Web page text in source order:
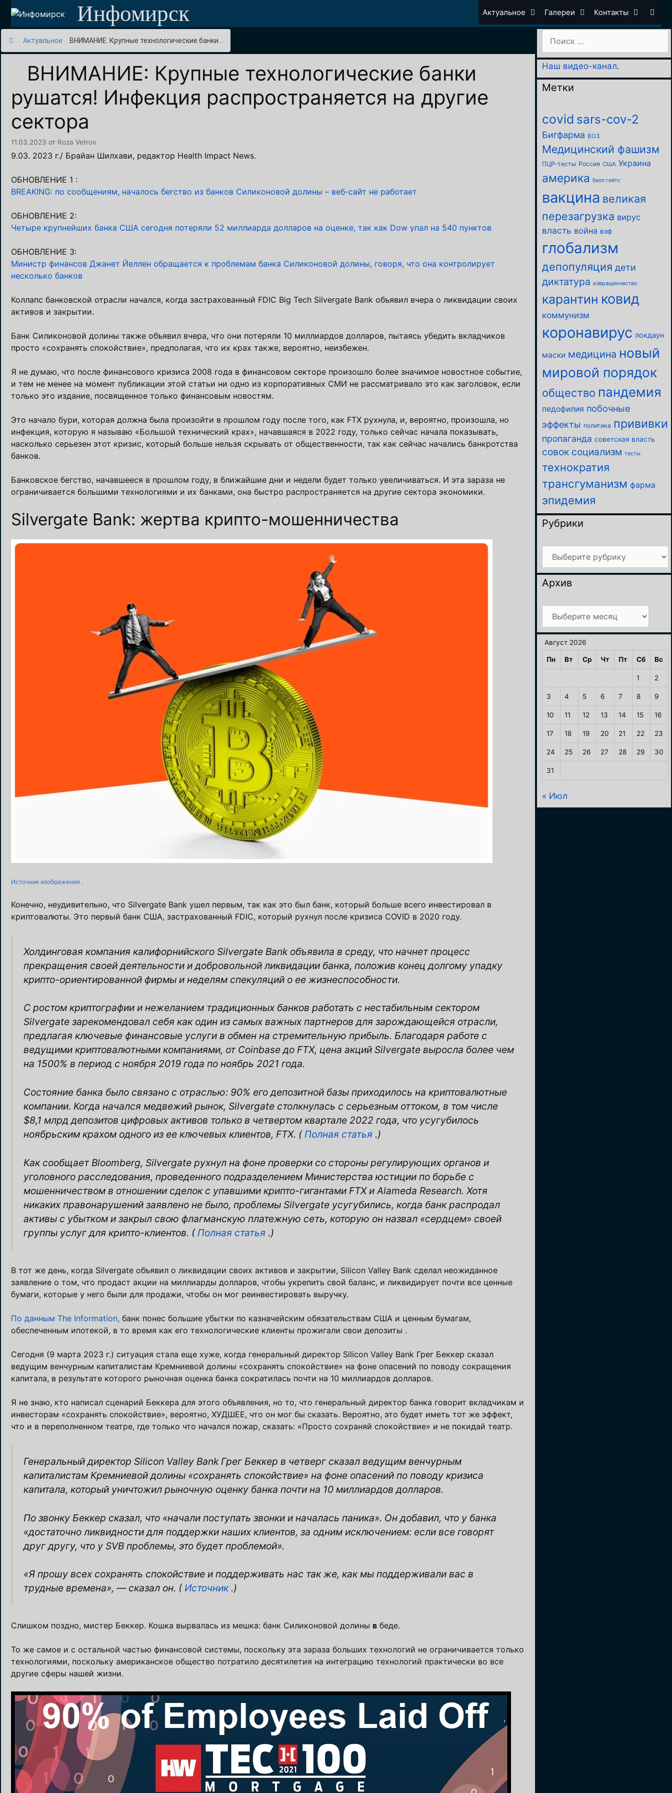
Перейти
содержимому
Инфомирск Актуальное Галереи Контакты
Актуальное ВНИМАНИЕ: Крупные технологические банки...
ВНИМАНИЕ: Крупные технологические банки
рушатся! Инфекция распространяется на другие
сектора
11.03.2023 от Roza Vetrov
9.03. 2023 г./ Брайан Шилхави, редактор Health Impact News.
ОБНОВЛЕНИЕ 1 :
BREAKING: по сообщениям, началось бегство из банков Силиконовой долины – веб-сайт не работает
ОБНОВЛЕНИЕ 2:
Четыре крупнейших банка США сегодня потеряли 52 миллиарда долларов на оценке, так как Dow упал на 540 пунктов
ОБНОВЛЕНИЕ 3:
Министр финансов Джанет Йеллен обращается к проблемам банка Силиконовой долины, говоря, что она контролирует
несколько банков
Коллапс банковской отрасли начался, когда застрахованный FDIC Big Tech Silvergate Bank объявил вчера о ликвидации своих
активов и закрытии.
Банк Силиконовой долины также объявил вчера, что они потеряли 10 миллиардов долларов, пытаясь убедить вкладчиков
просто «сохранять спокойствие», предполагая, что их крах также, вероятно, неизбежен.
Я не думаю, что после финансового кризиса 2008 года в финансовом секторе произошло более значимое новостное событие,
и тем не менее на момент публикации этой статьи ни одно из корпоративных СМИ не рассматривало это как заголовок, если
только это издание, посвященное только финансовым новостям.
Это начало бури, которая должна была произойти в прошлом году после того, как FTX рухнула, и, вероятно, произошла, но
инфекция, которую я называю «Большой технический крах», начавшаяся в 2022 году, только сейчас начала показывать,
насколько серьезен этот кризис, который больше нельзя скрывать от общественности, так как сейчас начались банкротства
банков.
Банковское бегство, начавшееся в прошлом году, в ближайшие дни и недели будет только увеличиваться. И эта зараза не
ограничивается большими технологиями и их банками, она быстро распространяется на другие сектора экономики.
Silvergate Bank: жертва крипто-мошенничества
Источник изображения .
Конечно, неудивительно, что Silvergate Bank ушел первым, так как это был банк, который больше всего инвестировал в
криптовалюты. Это первый банк США, застрахованный FDIC, который рухнул после кризиса COVID в 2020 году.
Холдинговая компания калифорнийского Silvergate Bank объявила в среду, что начнет процесс
прекращения своей деятельности и добровольной ликвидации банка, положив конец долгому упадку
крипто-ориентированной фирмы и неделям спекуляций о ее жизнеспособности.
С ростом криптографии и нежеланием традиционных банков работать с нестабильным сектором
Silvergate зарекомендовал себя как один из самых важных партнеров для зарождающейся отрасли,
предлагая ключевые финансовые услуги в обмен на стремительную прибыль. Благодаря работе с
ведущими криптовалютными компаниями, от Coinbase до FTX, цена акций Silvergate выросла более чем
на 1500% в период с ноября 2019 года по ноябрь 2021 года.
Состояние банка было связано с отраслью: 90% его депозитной базы приходилось на криптовалютные
компании. Когда начался медвежий рынок, Silvergate столкнулась с серьезным оттоком, в том числе
$8,1 млрд депозитов цифровых активов только в четвертом квартале 2022 года, что усугубилось
ноябрьским крахом одного из ее ключевых клиентов, FTX. ( Полная статья .)
Как сообщает Bloomberg, Silvergate рухнул на фоне проверки со стороны регулирующих органов и
уголовного расследования, проведенного подразделением Министерства юстиции по борьбе с
мошенничеством в отношении сделок с упавшими крипто-гигантами FTX и Alameda Research. Хотя
никаких правонарушений заявлено не было, проблемы Silvergate усугубились, когда банк распродал
активы с убытком и закрыл свою флагманскую платежную сеть, которую он назвал «сердцем» своей
группы услуг для крипто-клиентов. ( Полная статья .)
В тот же день, когда Silvergate объявил о ликвидации своих активов и закрытии, Silicon Valley Bank сделал неожиданное
заявление о том, что продаст акции на миллиарды долларов, чтобы укрепить свой баланс, и ликвидирует почти все ценные
бумаги, которые у него были для продажи, чтобы он мог реинвестировать выручку.
По данным The Information, банк понес большие убытки по казначейским обязательствам США и ценным бумагам,
обеспеченным ипотекой, в то время как его технологические клиенты прожигали свои депозиты .
Сегодня (9 марта 2023 г.) ситуация стала еще хуже, когда генеральный директор Silicon Valley Bank Грег Беккер сказал
ведущим венчурным капиталистам Кремниевой долины «сохранять спокойствие» на фоне опасений по поводу сокращения
капитала, в результате которого рыночная оценка банка сократилась почти на 10 миллиардов долларов.
Я не знаю, кто написал сценарий Беккера для этого объявления, но то, что генеральный директор банка говорит вкладчикам и
инвесторам «сохранять спокойствие», вероятно, ХУДШЕЕ, что он мог бы сказать. Вероятно, это будет иметь тот же эффект,
что и в переполненном театре, где только что начался пожар, сказать: «Просто сохраняй спокойствие» и не покидай театр.
Генеральный директор Silicon Valley Bank Грег Беккер в четверг сказал ведущим венчурным
капиталистам Кремниевой долины «сохранять спокойствие» на фоне опасений по поводу кризиса
капитала, который уничтожил рыночную оценку банка почти на 10 миллиардов долларов.
По звонку Беккер сказал, что «начали поступать звонки и началась паника». Он добавил, что у банка
«достаточно ликвидности для поддержки наших клиентов, за одним исключением: если все говорят
друг другу, что у SVB проблемы, это будет проблемой».
«Я прошу всех сохранять спокойствие и поддерживать нас так же, как мы поддерживали вас в
трудные времена», — сказал он. ( Источник.)
Слишком поздно, мистер Беккер. Кошка вырвалась из мешка: банк Силиконовой долины в беде.
То же самое и с остальной частью финансовой системы, поскольку эта зараза больших технологий не ограничивается только
технологиями, поскольку американское общество потратило десятилетия на интеграцию технологий практически во все
другие сферы нашей жизни.
Наш видео-канал.
Метки
covid sars-cov-2
Бигфарма ВОЗ
Медицинский фашизм
ПЦР-тесты Россия США Украина
америка билл гейтс
вакцина великая
перезагрузка вирус
власть война вэф
глобализм
депопуляция дети
диктатура извращенчество
карантин ковид
коммунизм
коронавирус локдаун
маски медицина новый
мировой порядок
общество пандемия
педофилия побочные
эффекты политика прививки
пропаганда советская власть
совок социализм тесты
технократия
трансгуманизм фарма
эпидемия
Рубрики
Рубрики
Архив
Архив
Август 2026
Пн Вт Ср Чт Пт Сб Вс
1 2
3 4 5 6 7 8 9
10 11 12 13 14 15 16
17 18 19 20 21 22 23
24 25 26 27 28 29 30
31
« Июл